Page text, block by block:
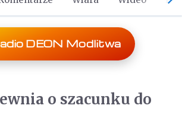
DEON Modlitwa
o szacunku do